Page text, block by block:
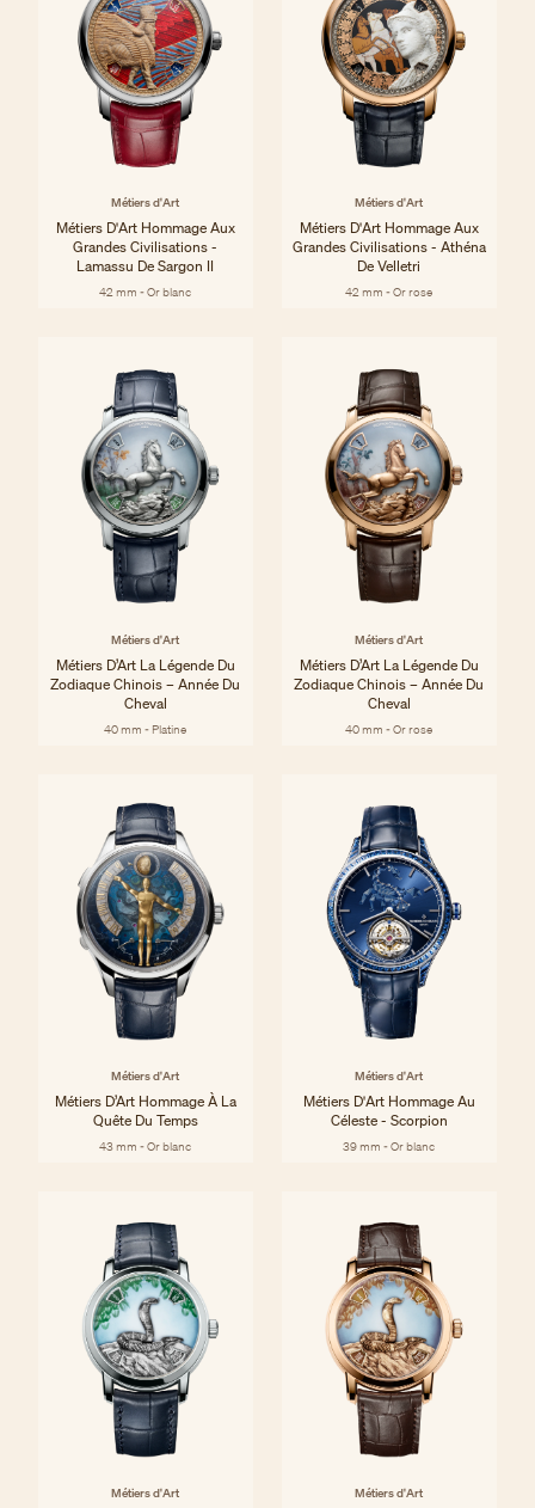
Métiers d'Art
Métiers D'Art Hommage Aux
Grandes Civilisations -
Lamassu De Sargon II
42 mm - Or blanc
Métiers d'Art
Métiers D'Art Hommage Aux
Grandes Civilisations - Athéna
De Velletri
42 mm - Or rose
Métiers d'Art
Métiers D’Art La Légende Du
Zodiaque Chinois – Année Du
Cheval
40 mm - Platine
Métiers d'Art
Métiers D’Art La Légende Du
Zodiaque Chinois – Année Du
Cheval
40 mm - Or rose
Métiers d'Art
Métiers D’Art Hommage À La
Quête Du Temps
43 mm - Or blanc
Métiers d'Art
Métiers D'Art Hommage Au
Céleste - Scorpion
39 mm - Or blanc
Métiers d'Art Métiers d'Art